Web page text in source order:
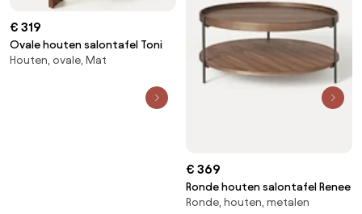
€ 319
Ovale houten salontafel Toni
Houten, ovale, Mat
€ 369
Ronde houten salontafel Renee
Ronde, houten, metalen